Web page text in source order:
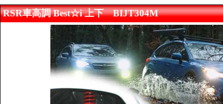
RSR車高調 Best☆i 上下 BIJT304M